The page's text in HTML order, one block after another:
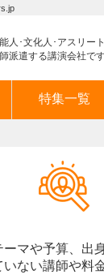
人･文化人･アスリート
派遣する講演会社で
特集一覧
マや予算、出
ない講師や料